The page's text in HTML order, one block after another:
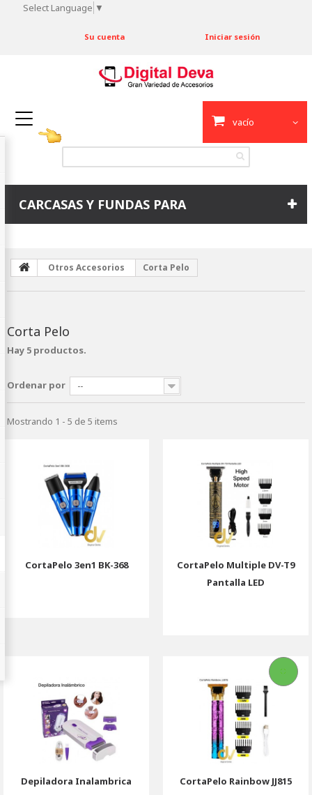
Select Language ▼
Iniciar sesión
Su cuenta
vacío
CARCASAS Y FUNDAS PARA
Otros Accesorios Corta Pelo
Corta Pelo
Hay 5 productos.
Ordenar por --
Mostrando 1 - 5 de 5 items
CortaPelo 3en1 BK-368
CortaPelo Multiple DV-T9
Pantalla LED
Depiladora Inalambrica CortaPelo Rainbow JJ815